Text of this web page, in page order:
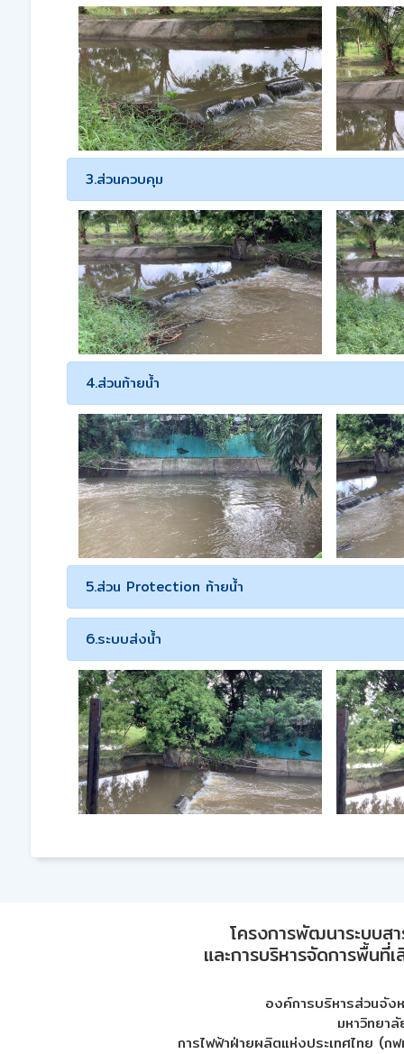
3.ส่วนควบคุม
4.ส่วนท้ายน้ำ
5.ส่วน Protection ท้ายน้ำ
6.ระบบส่งน้ำ
โครงการพัฒนาระบบส
และการบริหารจัดการพื้นที่
องค์การบริหารส่วนจัง
มหาวิทยา
การไฟฟ้าฝ่ายผลิตแห่งประเทศไทย (กฟ